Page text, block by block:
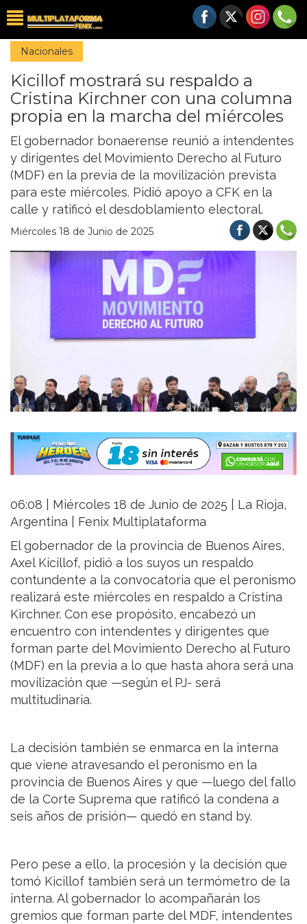
Nacionales
Kicillof mostrará su respaldo a
Cristina Kirchner con una columna
propia en la marcha del miércoles
El gobernador bonaerense reunió a intendentes
y dirigentes del Movimiento Derecho al Futuro
(MDF) en la previa de la movilización prevista
para este miércoles. Pidió apoyo a CFK en la
calle y ratificó el desdoblamiento electoral.
Miércoles 18 de Junio de 2025
06:08 | Miércoles 18 de Junio de 2025 | La Rioja,
Argentina | Fenix Multiplataforma
El gobernador de la provincia de Buenos Aires,
Axel Kicillof, pidió a los suyos un respaldo
contundente a la convocatoria que el peronismo
realizará este miércoles en respaldo a Cristina
Kirchner. Con ese propósito, encabezó un
encuentro con intendentes y dirigentes que
forman parte del Movimiento Derecho al Futuro
(MDF) en la previa a lo que hasta ahora será una
movilización que —según el PJ- será
multitudinaria.
La decisión también se enmarca en la interna
que viene atravesando el peronismo en la
provincia de Buenos Aires y que —luego del fallo
de la Corte Suprema que ratificó la condena a
seis años de prisión— quedó en stand by.
Pero pese a ello, la procesión y la decisión que
tomó Kicillof también será un termómetro de la
interna. Al gobernador lo acompañarán los
gremios que forman parte del MDF, intendentes